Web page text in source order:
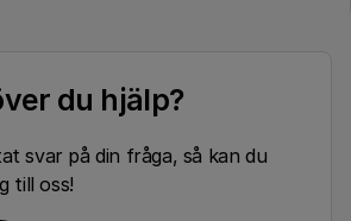
du hjälp?
svar på din fråga, så kan du
till oss!